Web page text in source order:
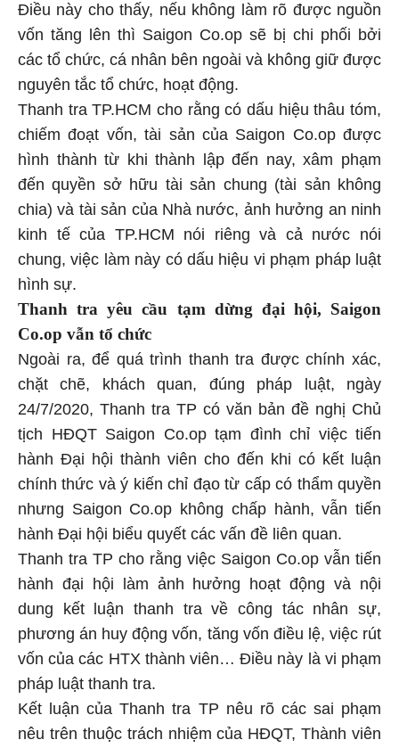
Điều này cho thấy, nếu không làm rõ được nguồn
vốn tăng lên thì Saigon Co.op sẽ bị chi phối bởi
các tổ chức, cá nhân bên ngoài và không giữ được
nguyên tắc tổ chức, hoạt động.
Thanh tra TP.HCM cho rằng có dấu hiệu thâu tóm,
chiếm đoạt vốn, tài sản của Saigon Co.op được
hình thành từ khi thành lập đến nay, xâm phạm
đến quyền sở hữu tài sản chung (tài sản không
chia) và tài sản của Nhà nước, ảnh hưởng an ninh
kinh tế của TP.HCM nói riêng và cả nước nói
chung, việc làm này có dấu hiệu vi phạm pháp luật
hình sự.
Thanh tra yêu cầu tạm dừng đại hội, Saigon
Co.op vẫn tổ chức
Ngoài ra, để quá trình thanh tra được chính xác,
chặt chẽ, khách quan, đúng pháp luật, ngày
24/7/2020, Thanh tra TP có văn bản đề nghị Chủ
tịch HĐQT Saigon Co.op tạm đình chỉ việc tiến
hành Đại hội thành viên cho đến khi có kết luận
chính thức và ý kiến chỉ đạo từ cấp có thẩm quyền
nhưng Saigon Co.op không chấp hành, vẫn tiến
hành Đại hội biểu quyết các vấn đề liên quan.
Thanh tra TP cho rằng việc Saigon Co.op vẫn tiến
hành đại hội làm ảnh hưởng hoạt động và nội
dung kết luận thanh tra về công tác nhân sự,
phương án huy động vốn, tăng vốn điều lệ, việc rút
vốn của các HTX thành viên… Điều này là vi phạm
pháp luật thanh tra.
Kết luận của Thanh tra TP nêu rõ các sai phạm
nêu trên thuộc trách nhiệm của HĐQT, Thành viên